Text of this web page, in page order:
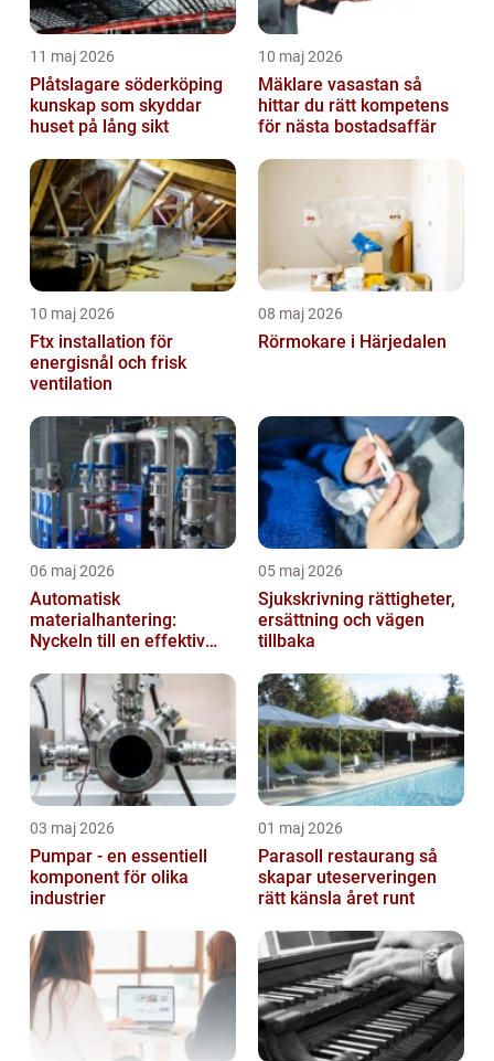
11 maj 2026
Plåtslagare söderköping
kunskap som skyddar
huset på lång sikt
10 maj 2026
Mäklare vasastan så
hittar du rätt kompetens
för nästa bostadsaffär
10 maj 2026
Ftx installation för
energisnål och frisk
ventilation
08 maj 2026
Rörmokare i Härjedalen
06 maj 2026
Automatisk
materialhantering:
Nyckeln till en effektiv
05 maj 2026
Sjukskrivning rättigheter,
ersättning och vägen
tillbaka
03 maj 2026
Pumpar - en essentiell
komponent för olika
industrier
01 maj 2026
Parasoll restaurang så
skapar uteserveringen
rätt känsla året runt